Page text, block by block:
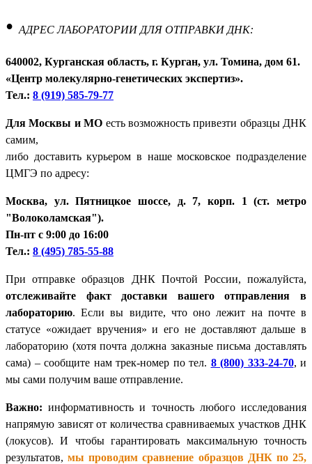
• АДРЕС ЛАБОРАТОРИИ ДЛЯ ОТПРАВКИ ДНК:
640002, Курганская область, г. Курган, ул. Томина, дом 61.
«Центр молекулярно-генетических экспертиз».
Тел.: 8 (919) 585-79-77
Для Москвы и МО есть возможность привезти образцы ДНК
самим,
либо доставить курьером в наше московское подразделение
ЦМГЭ по адресу:
Москва, ул. Пятницкое шоссе, д. 7, корп. 1 (ст. метро
"Волоколамская").
Пн-пт с 9:00 до 16:00
Тел.: 8 (495) 785-55-88
При отправке образцов ДНК Почтой России, пожалуйста,
отслеживайте факт доставки вашего отправления в
лабораторию. Если вы видите, что оно лежит на почте в
статусе «ожидает вручения» и его не доставляют дальше в
лабораторию (хотя почта должна заказные письма доставлять
сама) – сообщите нам трек-номер по тел. 8 (800) 333-24-70, и
мы сами получим ваше отправление.
Важно: информативность и точность любого исследования
напрямую зависят от количества сравниваемых участков ДНК
(локусов). И чтобы гарантировать максимальную точность
результатов,мы проводим сравнение образцов ДНК по 25,